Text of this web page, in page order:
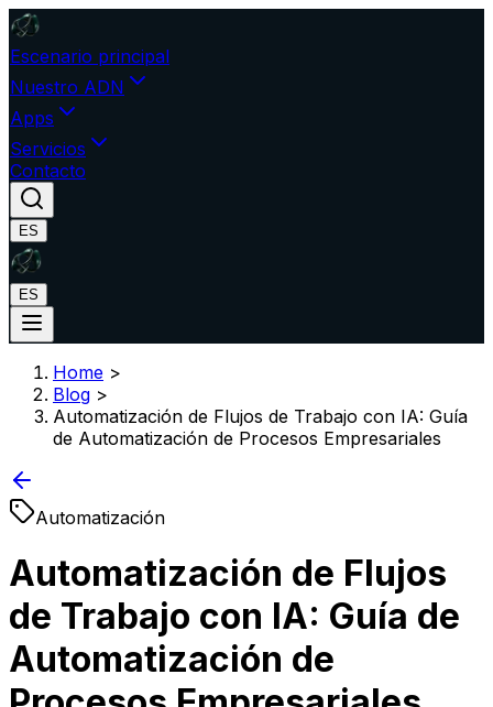
Escenario principal
Nuestro ADN
Apps
Servicios
Contacto
ES
ES
Home >
Blog >
Automatización de Flujos de Trabajo con IA: Guía
de Automatización de Procesos Empresariales
Automatización
Automatización de Flujos
de Trabajo con IA: Guía de
Automatización de